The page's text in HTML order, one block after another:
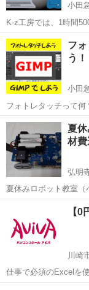
小田
K-z工房では、1時間
す。 「サイトに登録したいんだけど、途中までは行くのに、先に進め
ない」 「エクセルは
ない」 「ワ...
神奈川 相模原市
フ
う！
小田
フォトレタッチって何？？？
葉という方も多いと思います。 フォトレタッチ
正のことを言います
ると、板前さ...
神奈川 相模原市
夏
材
弘明
夏休みロボット教室（小学4〜6年生
グラミングして、実
【0
川崎
仕事で必須のExcelを
無料で体験♪ グラフ作